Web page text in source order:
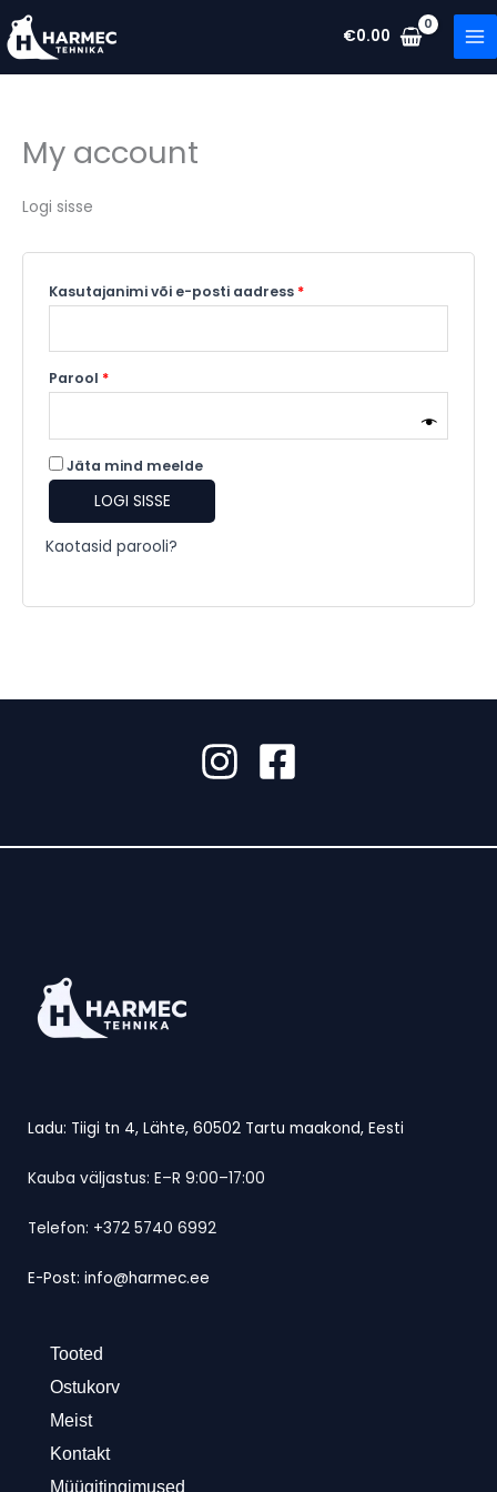
Skip
to
€0.00
My account
Logi sisse
Kasutajanimi või e-posti aadress *
Parool *
Jäta mind meelde
LOGI SISSE
Kaotasid parooli?
Ladu: Tiigi tn 4, Lähte, 60502 Tartu maakond, Eesti
Kauba väljastus: E–R 9:00–17:00
Telefon: +372 5740 6992
E-Post: info@harmec.ee
Tooted
Ostukorv
Meist
Kontakt
Müügitingimused